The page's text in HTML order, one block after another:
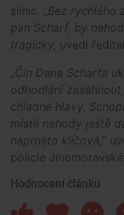
silnic. „ Bez rychlého
pan Scharf, by
tragicky, uvedl
„Čin Dana Scharfa
odhodlání
chladné hlavy.
místě nehody ještě
naprosto klíčová, “
policie
Hodnocení článku